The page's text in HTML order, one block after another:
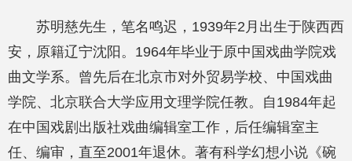
苏明慈先生，笔名鸣迟，1939年2月出生于陕西西
安，原籍辽宁沈阳。1964年毕业于原中国戏曲学院戏
曲文学系。曾先后在北京市对外贸易学校、中国戏曲
学院、北京联合大学应用文理学院任教。自1984年起
在中国戏剧出版社戏曲编辑室工作，后任编辑室主
任、编审，直至2001年退休。著有科学幻想小说《碗